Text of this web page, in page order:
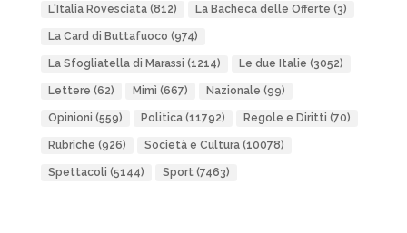
L'Italia Rovesciata(812) La Bacheca delle Offerte (3)
La Card di Buttafuoco (974)
La Sfogliatella di Marassi (1214) Le due Italie (3052)
Lettere (62) Mimì (667) Nazionale (99)
Opinioni (559) Politica(11792) Regole e Diritti (70)
Rubriche (926) Società e Cultura(10078)
Spettacoli (5144) Sport(7463)